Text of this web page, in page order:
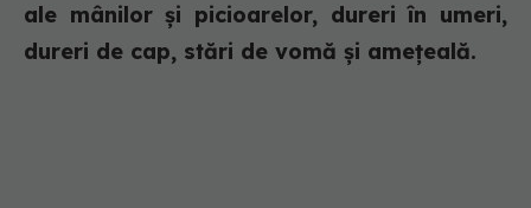
ale mânilor și picioarelor, dureri în umeri,
dureri de cap, stări de vomă și amețeală.